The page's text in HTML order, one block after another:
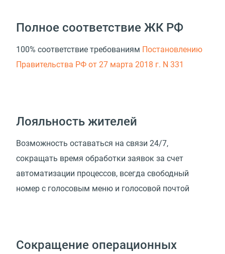
Полное соответствие ЖК РФ
100% соответствие требованиям Постановлению
Правительства РФ от 27 марта 2018 г. N 331
Лояльность жителей
Возможность оставаться на связи 24/7,
сокращать время обработки заявок за счет
автоматизации процессов, всегда свободный
номер с голосовым меню и голосовой почтой
Сокращение операционных